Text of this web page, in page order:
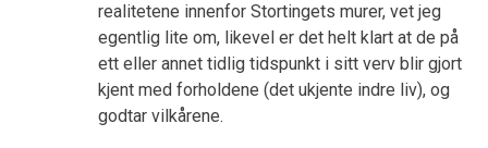
realitetene innenfor Stortingets murer, vet jeg
egentlig lite om, likevel er det helt klart at de på
ett eller annet tidlig tidspunkt i sitt verv blir gjort
kjent med forholdene (det ukjente indre liv), og
godtar vilkårene.